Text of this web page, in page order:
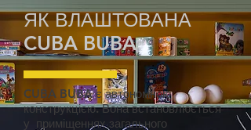
ЯК ВЛАШТОВАНА
CUBA BUBA
CUBA BUBA є автономною
конструкцією. Вона встановлюється
у приміщеннях загального